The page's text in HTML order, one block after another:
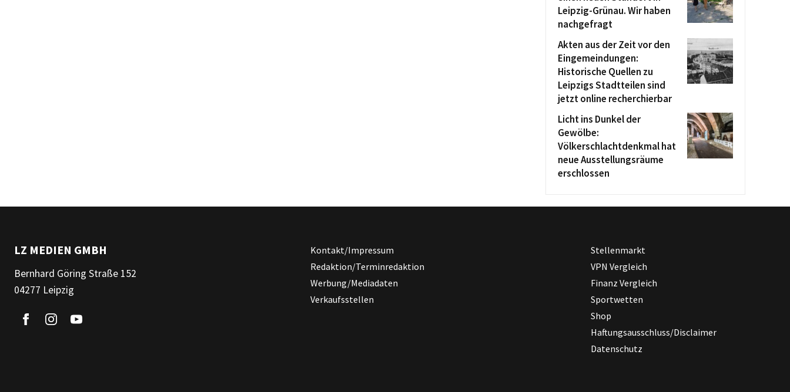
Leipzig-Grünau. Wir haben
nachgefragt
Akten aus der Zeit vor den
Eingemeindungen:
Historische Quellen zu
Leipzigs Stadtteilen sind
jetzt online recherchierbar
Licht ins Dunkel der
Gewölbe:
Völkerschlachtdenkmal hat
neue Ausstellungsräume
erschlossen
LZ MEDIEN GMBH
Bernhard Göring Straße 152
04277 Leipzig
Kontakt/Impressum
Redaktion/Terminredaktion
Werbung/Mediadaten
Verkaufsstellen
Stellenmarkt
VPN Vergleich
Finanz Vergleich
Sportwetten
Shop
Haftungsausschluss/Disclaimer
Datenschutz